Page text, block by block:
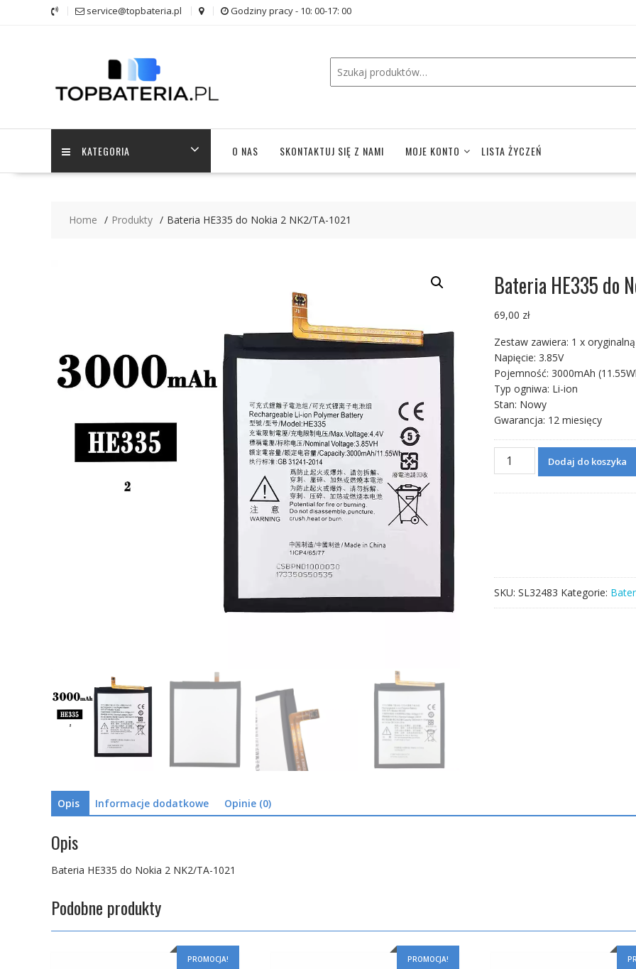
service@topbateria.pl Godziny pracy - 10: 00-17: 00
KATEGORIA O NAS SKONTAKTUJ SIĘ Z NAMI MOJE KONTO LISTA ŻYCZEŃ
Home Produkty Bateria HE335 do Nokia 2 NK2/TA-1021
Bateria HE335 do
69,00 zł
Zestaw zawiera: 1 x
Napięcie: 3.85V
Pojemność: 3000mAh
Typ ogniwa: Li-ion
Stan: Nowy
Gwarancja: 12 miesięcy
ilość
Dodaj do koszyka
SKU: SL32483 Kategorie:
Opis Informacje dodatkowe Opinie (0)
Opis
Bateria HE335 do Nokia 2 NK2/TA-1021
Podobne produkty
PROMOCJA! PROMOCJA!